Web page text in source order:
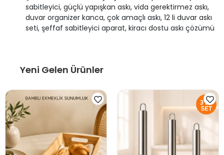
sabitleyici, güçlü yapışkan askı, vida gerektirmez askı,
duvar organizer kanca, çok amaçlı askı, 12 li duvar askı
seti, şeffaf sabitleyici aparat, kiracı dostu askı çözümü
Yeni Gelen Ürünler